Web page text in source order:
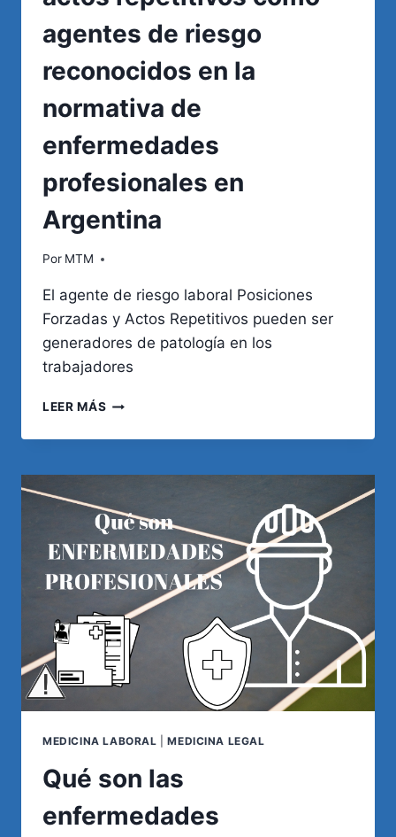
agentes de riesgo
reconocidos en la
normativa de
enfermedades
profesionales en
Argentina
Por MTM
El agente de riesgo laboral Posiciones
Forzadas y Actos Repetitivos pueden ser
generadores de patología en los
trabajadores
LEER MÁS POSICIONES
Y
REPETITIVOS
AGENTES
DE
RIESGO
EN
NORMATIVA
DE
ENFERMEDADES
PROFESIONALES
MEDICINA LABORAL |MEDICINA LEGAL
Qué son las
enfermedades